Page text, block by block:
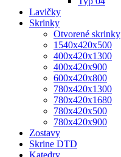
Lavičky
Skrinky
Otvorené skrinky
1540x420x500
400x420x1300
400x420x900
600x420x800
780x420x1300
780x420x1680
780x420x500
780x420x900
Zostavy
Skrine DTD
Katedry